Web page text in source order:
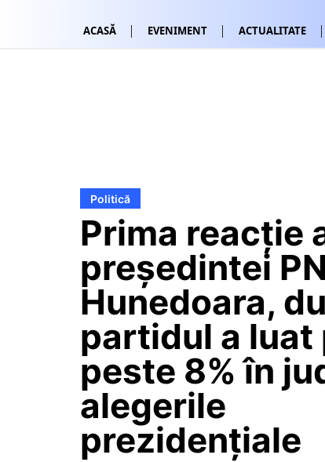
ACASĂ EVENIMENT ACTUALITATE
Politică
Prima reacție
președintei
Hunedoara,
partidul a luat
peste 8% în
alegerile
prezidențiale